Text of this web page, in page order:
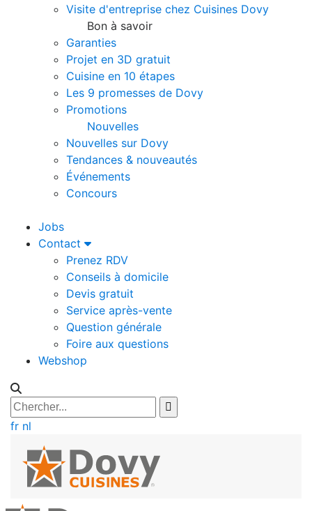
Visite d'entreprise chez Cuisines Dovy
Bon à savoir
Garanties
Projet en 3D gratuit
Cuisine en 10 étapes
Les 9 promesses de Dovy
Promotions
Nouvelles
Nouvelles sur Dovy
Tendances & nouveautés
Événements
Concours
Jobs
Contact
Prenez RDV
Conseils à domicile
Devis gratuit
Service après-vente
Question générale
Foire aux questions
Webshop
fr nl